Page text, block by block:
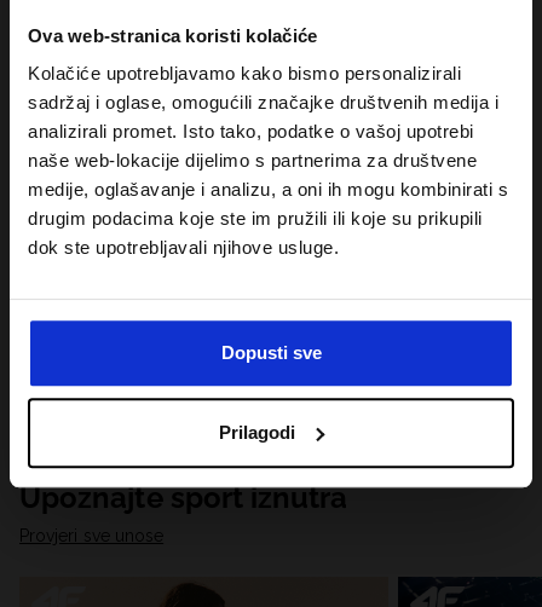
Ova web-stranica koristi kolačiće
Kolačiće upotrebljavamo kako bismo personalizirali
sadržaj i oglase, omogućili značajke društvenih medija i
analizirali promet. Isto tako, podatke o vašoj upotrebi
naše web-lokacije dijelimo s partnerima za društvene
medije, oglašavanje i analizu, a oni ih mogu kombinirati s
drugim podacima koje ste im pružili ili koje su prikupili
dok ste upotrebljavali njihove usluge.
Dopusti sve
Prilagodi
Upoznajte sport iznutra
Provjeri sve unose